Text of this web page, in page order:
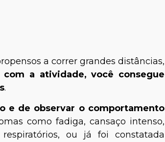
a correr grandes distâncias,
a atividade, você consegue
.
e de observar o comportamento
como fadiga, cansaço intenso,
ou já foi constatada